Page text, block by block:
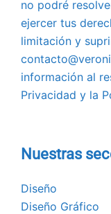
no podré
ejercer tus
limitación y
información al
Privacidad y la
Nuestras
Diseño
Diseño Gráfico